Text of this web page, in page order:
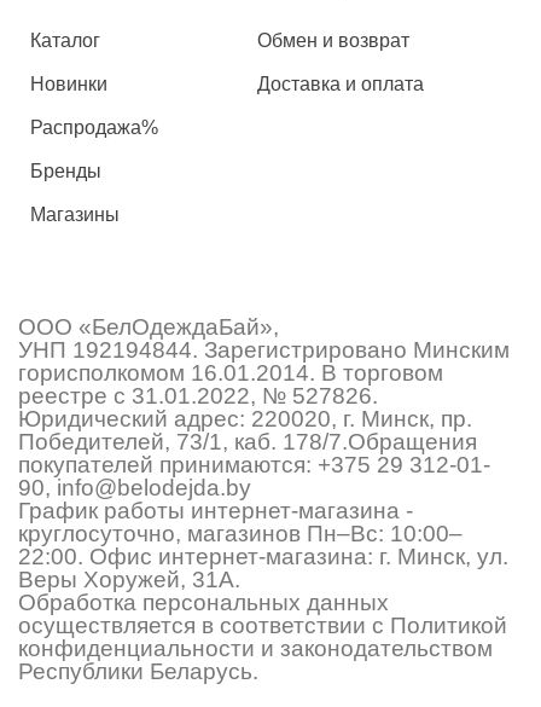
Каталог
Новинки
Распродажа%
Бренды
Магазины
Обмен и возврат
Доставка и оплата
ООО «БелОдеждаБай»,
УНП 192194844. Зарегистрировано Минским
горисполкомом 16.01.2014. В торговом
реестре с 31.01.2022, № 527826.
Юридический адрес: 220020, г. Минск, пр.
Победителей, 73/1, каб. 178/7.Обращения
покупателей принимаются: +375 29 312-01-
90, info@belodejda.by
График работы интернет-магазина -
круглосуточно, магазинов Пн–Вс: 10:00–
22:00. Офис интернет-магазина: г. Минск, ул.
Веры Хоружей, 31А.
Обработка персональных данных
осуществляется в соответствии с Политикой
конфиденциальности и законодательством
Республики Беларусь.